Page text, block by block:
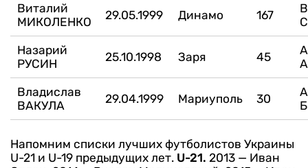
Виталий
МИКОЛЕНКО
29.05.1999 Динамо 167
Назарий
РУСИН
25.10.1998 Заря 45
Владислав
ВАКУЛА
29.04.1999 Мариуполь 30
Напомним списки лучших футболистов Украины
U-21 и U-19 предыдущих лет. U-21. 2013 — Иван